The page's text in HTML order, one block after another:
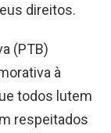
direitos.
(PTB)
à
todos lutem
respeitados